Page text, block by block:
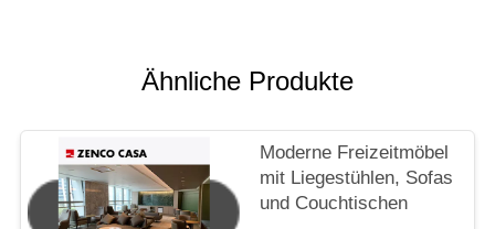
Ähnliche Produkte
Moderne Freizeitmöbel
mit Liegestühlen, Sofas
und Couchtischen